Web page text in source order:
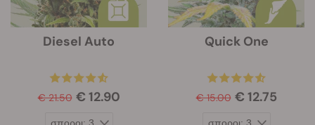
Diesel Auto
€ 21.50 € 12.90
Quick One
€ 15.00 € 12.75